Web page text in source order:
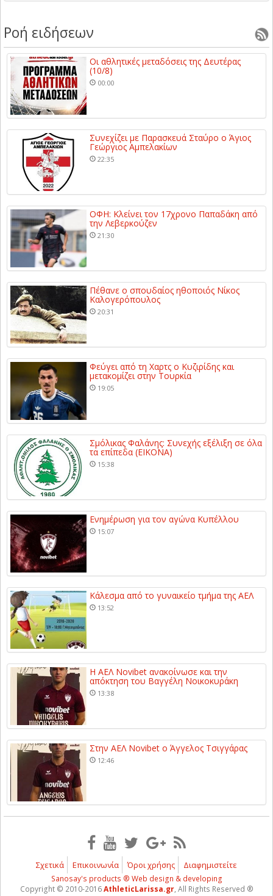
Ροή ειδήσεων
Οι αθλητικές μεταδόσεις της Δευτέρας
(10/8)
00:00
Συνεχίζει με Παρασκευά Σταύρο ο Άγιος
Γεώργιος Αμπελακίων
22:35
ΟΦΗ: Κλείνει τον 17χρονο Παπαδάκη από
την Λεβερκούζεν
21:30
Πέθανε ο σπουδαίος ηθοποιός Νίκος
Καλογερόπουλος
20:31
Φεύγει από τη Χαρτς ο Κυζιρίδης και
μετακομίζει στην Τουρκία
19:05
Σμόλικας Φαλάνης: Συνεχής εξέλιξη σε όλα
τα επίπεδα (ΕΙΚΟΝΑ)
15:38
Ενημέρωση για τον αγώνα Κυπέλλου
15:07
Κάλεσμα από το γυναικείο τμήμα της ΑΕΛ
13:52
Η ΑΕΛ Novibet ανακοίνωσε και την
απόκτηση του Βαγγέλη Νοικοκυράκη
13:38
Στην ΑΕΛ Novibet ο Άγγελος Τσιγγάρας
12:46
Σχετικά Επικοινωνία Όροι χρήσης Διαφημιστείτε
Sanosay's products ® Web design & developing
Copyright © 2010-2016AthleticLarissa.gr, All Rights Reserved ®